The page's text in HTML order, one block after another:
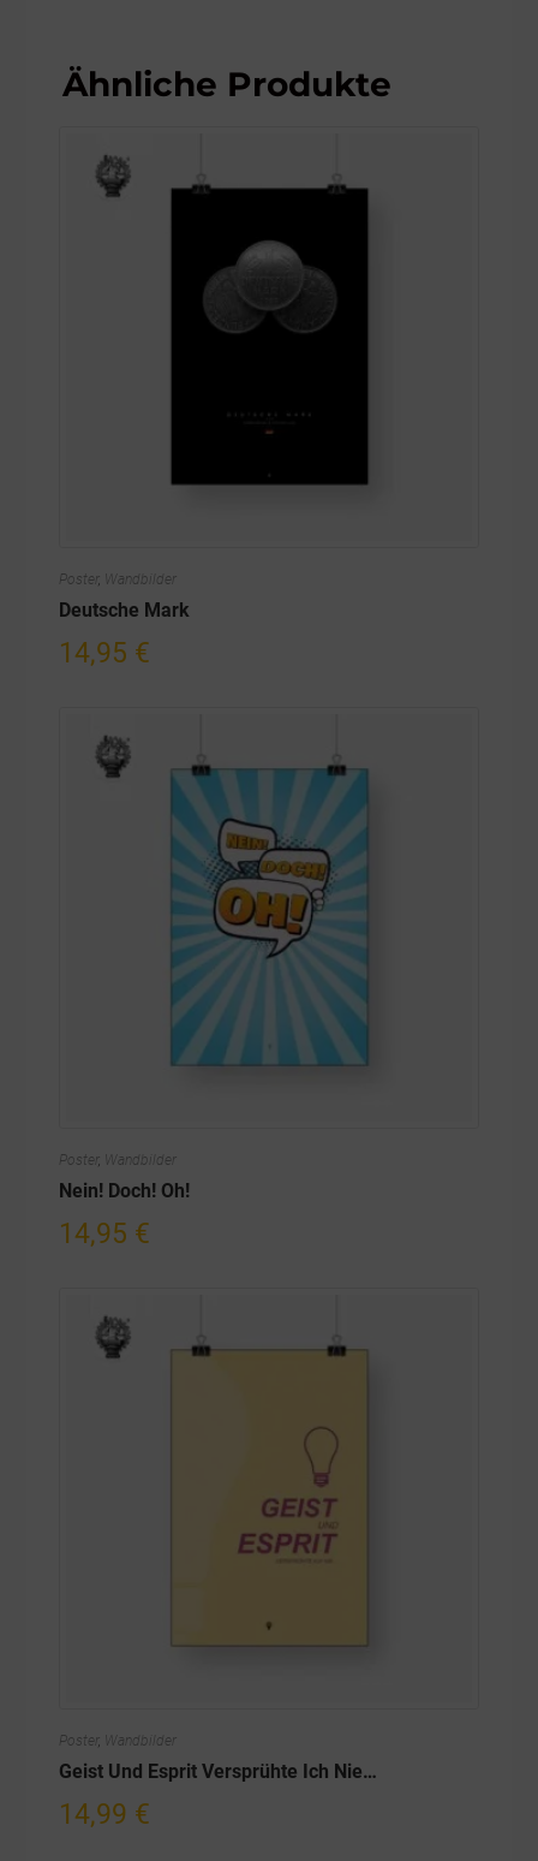
Ähnliche Produkte
Poster, Wandbilder
Deutsche Mark
14,95 €
Poster, Wandbilder
Nein! Doch! Oh!
14,95 €
Poster, Wandbilder
Geist Und Esprit Versprühte Ich Nie…
14,99 €